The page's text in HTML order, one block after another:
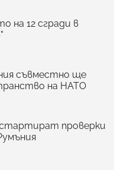
на 12 сгради в
съвместно ще
на НАТО
стартират проверки